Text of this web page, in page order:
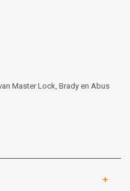
Master Lock, Brady en Abus